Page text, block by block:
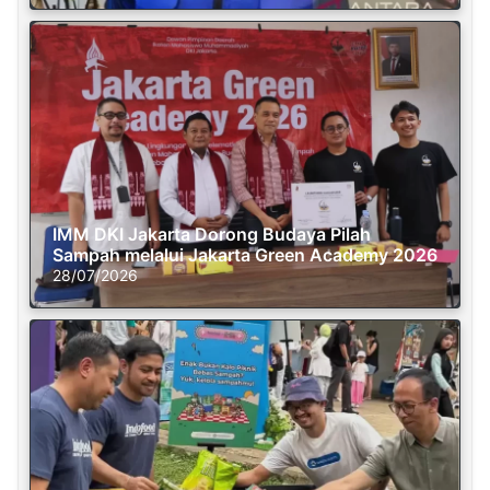
IMM DKI Jakarta Dorong Budaya Pilah
Sampah melalui Jakarta Green Academy 2026
28/07/2026